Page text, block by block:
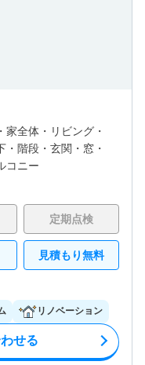
家全体・ リビング・
・ 階段・ 玄関・ 窓・
コニー
定期点検
見積もり無料
リノベーション
せる